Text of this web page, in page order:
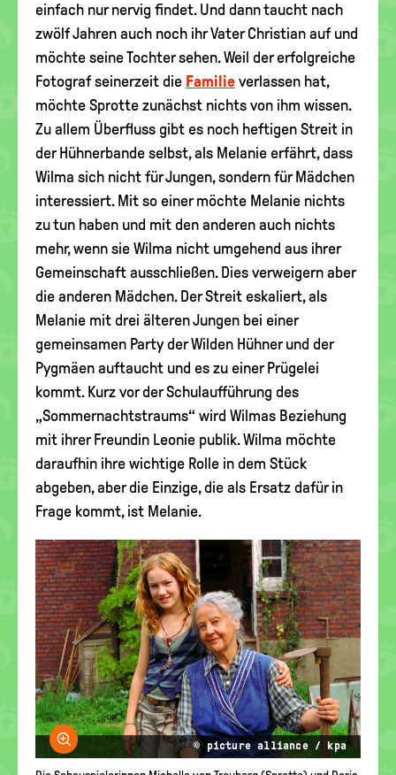
einfach nur nervig findet. Und dann taucht nach
zwölf Jahren auch noch ihr Vater Christian auf und
möchte seine Tochter sehen. Weil der erfolgreiche
Fotograf seinerzeit die Familie verlassen hat,
möchte Sprotte zunächst nichts von ihm wissen.
Zu allem Überfluss gibt es noch heftigen Streit in
der Hühnerbande selbst, als Melanie erfährt, dass
Wilma sich nicht für Jungen, sondern für Mädchen
interessiert. Mit so einer möchte Melanie nichts
zu tun haben und mit den anderen auch nichts
mehr, wenn sie Wilma nicht umgehend aus ihrer
Gemeinschaft ausschließen. Dies verweigern aber
die anderen Mädchen. Der Streit eskaliert, als
Melanie mit drei älteren Jungen bei einer
gemeinsamen Party der Wilden Hühner und der
Pygmäen auftaucht und es zu einer Prügelei
kommt. Kurz vor der Schulaufführung des
„Sommernachtstraums“ wird Wilmas Beziehung
mit ihrer Freundin Leonie publik. Wilma möchte
daraufhin ihre wichtige Rolle in dem Stück
abgeben, aber die Einzige, die als Ersatz dafür in
Frage kommt, ist Melanie.
Bild vergrößern
© picture alliance / kpa